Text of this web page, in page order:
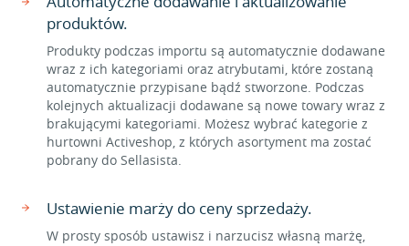
produktów.
Produkty podczas importu są automatycznie dodawane
wraz z ich kategoriami oraz atrybutami, które zostaną
automatycznie przypisane bądź stworzone. Podczas
kolejnych aktualizacji dodawane są nowe towary wraz z
brakującymi kategoriami. Możesz wybrać kategorie z
hurtowni Activeshop, z których asortyment ma zostać
pobrany do Sellasista.
Ustawienie marży do ceny sprzedaży.
W prosty sposób ustawisz i narzucisz własną marżę,